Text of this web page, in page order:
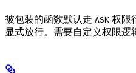
被包装的函数默认走 ASK 权限
显式放行。需要自定义权限逻